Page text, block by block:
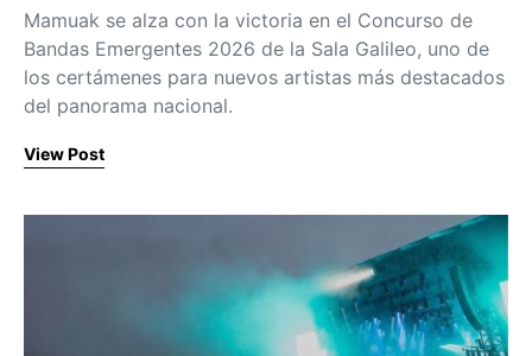
Mamuak se alza con la victoria en el Concurso de
Bandas Emergentes 2026 de la Sala Galileo, uno de
los certámenes para nuevos artistas más destacados
del panorama nacional.
View Post